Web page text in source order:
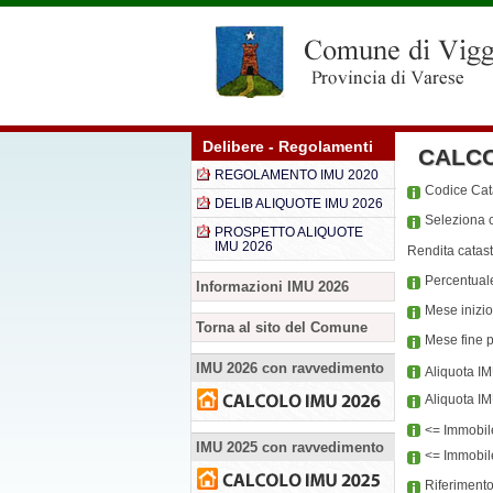
Delibere - Regolamenti
REGOLAMENTO IMU 2020
DELIB ALIQUOTE IMU 2026
PROSPETTO ALIQUOTE
IMU 2026
Informazioni IMU 2026
Torna al sito del Comune
IMU 2026 con ravvedimento
IMU 2025 con ravvedimento
Codice
Seleziona
Rendita
Mese
Mese fine
Aliquota
Aliquota
<=
<=